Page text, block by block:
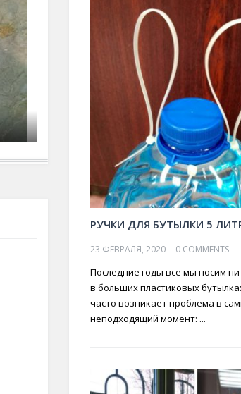
РУЧКИ ДЛЯ БУТЫЛКИ 5
23 ФЕВРАЛЯ, 2020 0 COMMENTS
Последние годы все мы носим
в больших пластиковых
часто возникает проблема в
неподходящий момент: ...